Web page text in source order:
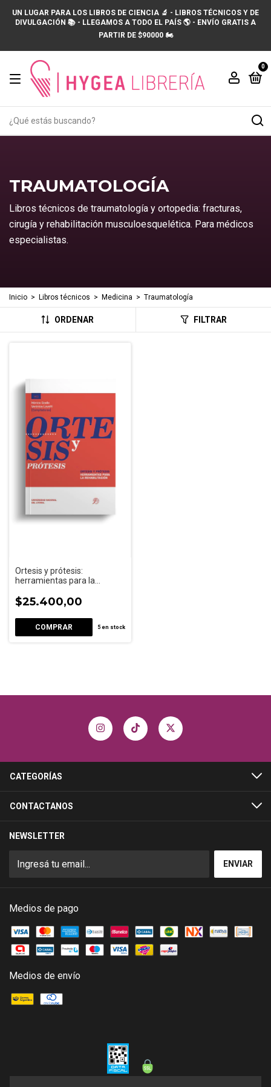
UN LUGAR PARA LOS LIBROS DE CIENCIA 🔬 - LIBROS TÉCNICOS Y DE
DIVULGACIÓN 📚 - LLEGAMOS A TODO EL PAÍS 🌎 - ENVÍO GRATIS A
PARTIR DE $90000 🏍️
0
TRAUMATOLOGÍA
Libros técnicos de traumatología y ortopedia: fracturas,
cirugía y rehabilitación musculoesquelética. Para médicos
especialistas.
Inicio > Libros técnicos > Medicina > Traumatología
ORDENAR FILTRAR
Ortesis y prótesis:
herramientas para la
$25.400,00
5en stock
CATEGORÍAS
CONTACTANOS
NEWSLETTER
Medios de pago
Medios de envío